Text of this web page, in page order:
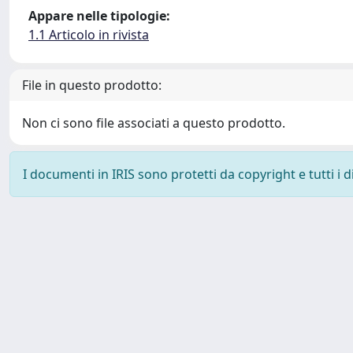
Appare nelle tipologie:
1.1 Articolo in rivista
File in questo prodotto:
Non ci sono file associati a questo prodotto.
I documenti in IRIS sono protetti da copyright e tutti i